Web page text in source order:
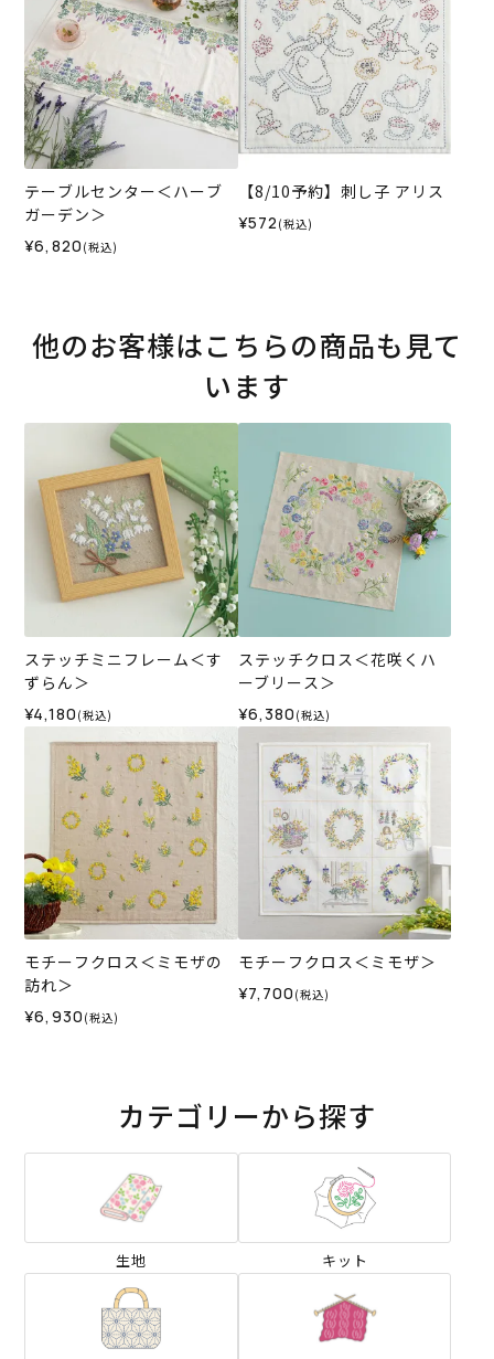
テーブルセンター＜ハーブ
ガーデン＞
¥6,820 (税込)
【8/10予約】刺し子 アリス
¥572 (税込)
他のお客様はこちらの商品も見て
います
ステッチミニフレーム＜す
ずらん＞
¥4,180 (税込)
ステッチクロス＜花咲くハ
ーブリース＞
¥6,380 (税込)
モチーフクロス＜ミモザの
訪れ＞
¥6,930 (税込)
モチーフクロス＜ミモザ＞
¥7,700 (税込)
カテゴリーから探す
生地 キット